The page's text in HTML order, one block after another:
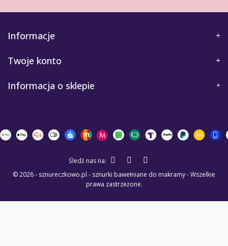
Informacje
Twoje konto
Informacja o sklepie
© 2026 - sznureczkowo.pl - sznurki bawełniane do makramy - Wszelkie
prawa zastrzeżone.
Śledź nas na: